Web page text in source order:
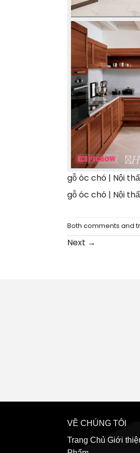
gỗ óc chó | Nội
gỗ óc chó | Nội
Both comments and
Next →
VỀ CHÚNG TÔI
Trang Chủ Giới